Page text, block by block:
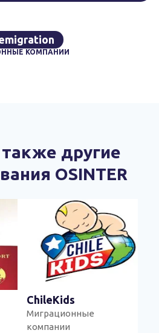
КОМПАНИИ
другие
OSINTER
ChileKids
Миграционные
компании